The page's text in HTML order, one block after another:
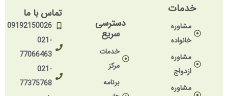
خدمات
مشاوره
خانواده
مشاوره
ازدواج
مشاوره
دسترسی
سریع
خدمات
مرکز
برنامه
تماس با ما
09192150026
021-
77066463
021-
77375768